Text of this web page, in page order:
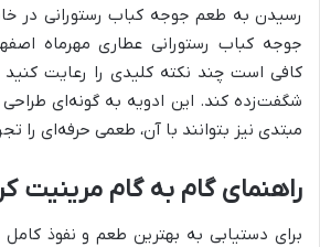
رسیدن به طعم جوجه کباب رستورانی در
جوجه کباب رستورانی عطاری مهرماه
کافی است چند نکته کلیدی را رعایت کنید
شگفت‌زده کند. این ادویه به گونه‌ای
مبتدی نیز بتوانند با آن، طعمی حرفه‌ای را
راهنمای گام به گام مرینیت
برای دستیابی به بهترین طعم و نفوذ